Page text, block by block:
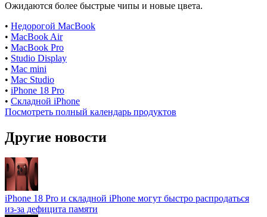
Ожидаются более быстрые чипы и новые цвета.
• Недорогой MacBook
• MacBook Air
• MacBook Pro
• Studio Display
• Mac mini
• Mac Studio
• iPhone 18 Pro
• Складной iPhone
Посмотреть полный календарь продуктов
Другие новости
iPhone 18 Pro и складной iPhone могут быстро распродаться
из-за дефицита памяти